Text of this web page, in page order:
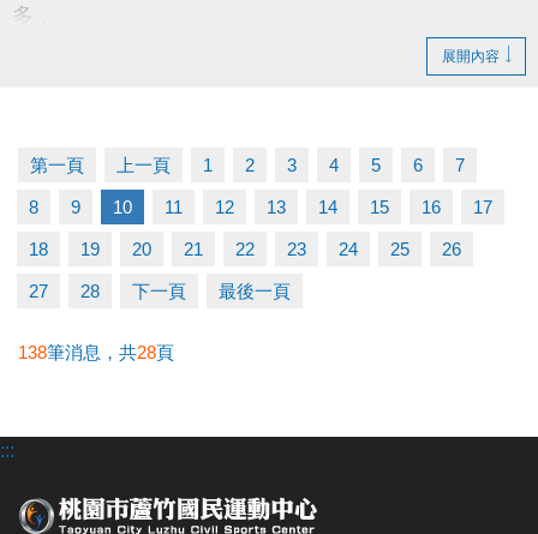
多，
還有部分課程即將開課，只差幾位小小探險家就能啟
快跟著「蘆寶」和「薇薇」一起勇闖雪樂園，
留下最歡樂、最難忘的冬日回憶吧～
【加碼優惠】
凡報名球類營隊任兩梯享9折優惠，三梯享88折優惠!!
【報名資訊】開課前皆可報名，把握最後機會！
連絡資訊
-官網 :
展開內容
第一頁 上一頁 1 2 3 4 5 6 7
8 9 10 11 12 13 14 15 16 17
18 19 20 21 22 23 24 25 26
27 28 下一頁 最後一頁
138筆消息，共28頁
:::